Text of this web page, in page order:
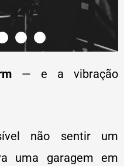
— e a vibração
não sentir um
uma garagem em